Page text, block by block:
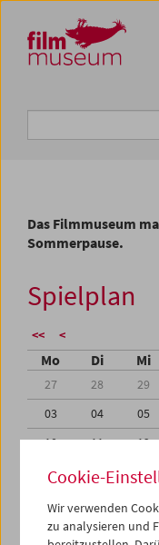
Zum Inhalt
Zum Hauptmenü
Zur Servicenavigation
Zum Suche
Das Filmmuseum
Sommerpause.
Spielplan
<< <
Mo Di Mi
27 28 29
03
04 05
10
11 12
17
18 19
24
26
31
01 02
Cookie-
Wir verwenden
zu analysieren und